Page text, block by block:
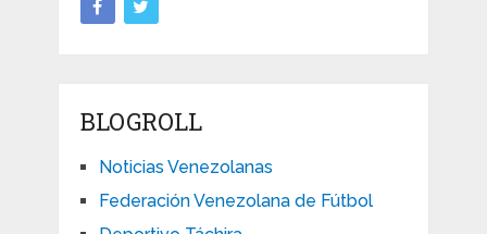
BLOGROLL
Noticias Venezolanas
Federación Venezolana de Fútbol